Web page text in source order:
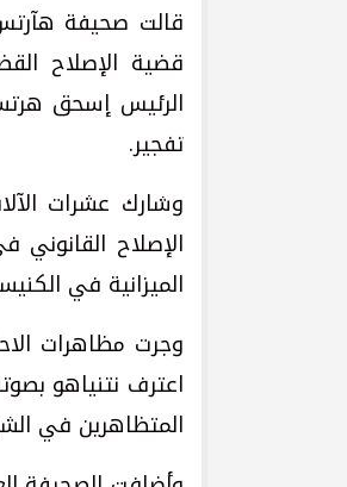
قالت صحيفة
قضية الإصلاح
الرئيس إسحق
تفجير.
الإصلاح
الميزانية في
وجرت مظاهرات
اعترف نتنياهو
المتظاهرين في